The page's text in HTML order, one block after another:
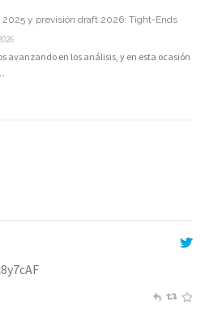
2025 y previsión draft 2026: Tight-Ends
avanzando en los análisis, y en esta ocasión